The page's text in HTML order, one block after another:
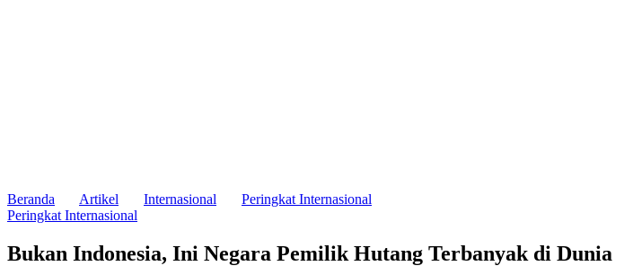
Beranda Artikel Internasional
Peringkat Internasional
Peringkat Internasional
Bukan Indonesia, Ini Negara Pemilik Hutang Terbanyak di Dunia